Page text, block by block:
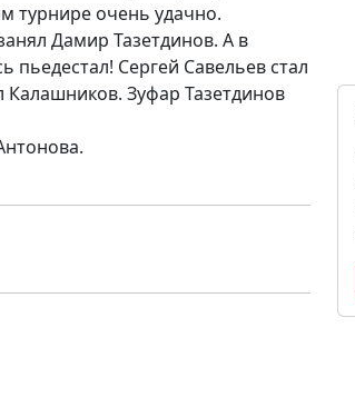
турнире очень удачно.
Дамир Тазетдинов. А в
пьедестал! Сергей Савельев стал
Зуфар Тазетдинов